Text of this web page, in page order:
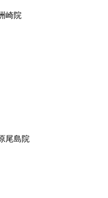
崎院
尾島院